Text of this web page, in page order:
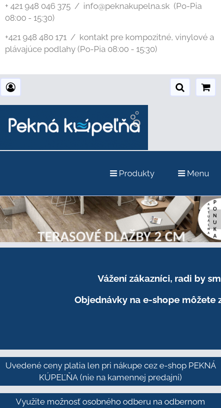
+ 421 948 046 375 / info@peknakupelna.sk (Po-Pia
08:00 - 15:30)
+421 948 480 171 / kontakt pre kompozitné, vinylové a
plávajúce podlahy (Po-Pia 08:00 - 15:30)
Produkty Menu
Vážení zákazníci, radi by
Objednávky na e-shope môžete
Uvedené ceny platia len pri nákupe cez e-shop PEKNÁ
KÚPEĽŇA (nie na kamennej predajni)
Využite možnosť osobného odberu na odbernom